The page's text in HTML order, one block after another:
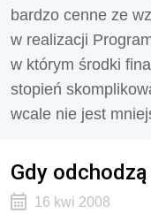
bardzo cenne ze
w realizacji
w którym środki
stopień
wcale nie jest
Gdy
16 kwi 2008